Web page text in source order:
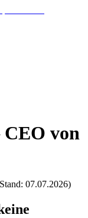
CEO von
07.07.2026)